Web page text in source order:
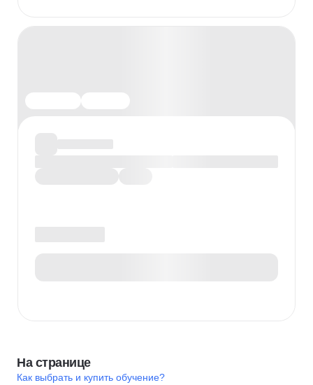
На странице
Как выбрать и купить обучение?